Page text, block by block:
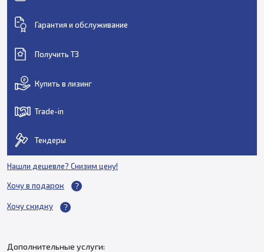
Гарантия и обслуживание
Получить ТЗ
Купить в лизинг
Trade-in
Тендеры
Нашли дешевле? Снизим цену!
Хочу в подарок
Хочу скидку
Дополнительные услуги: